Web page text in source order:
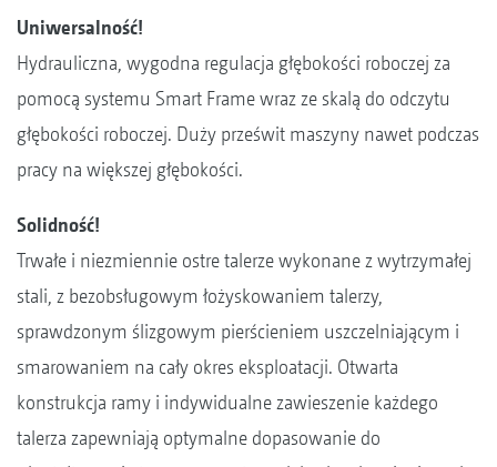
Uniwersalność!
Hydrauliczna, wygodna regulacja głębokości roboczej za
pomocą systemu Smart Frame wraz ze skalą do odczytu
głębokości roboczej. Duży prześwit maszyny nawet podczas
pracy na większej głębokości.
Solidność!
Trwałe i niezmiennie ostre talerze wykonane z wytrzymałej
stali, z bezobsługowym łożyskowaniem talerzy,
sprawdzonym ślizgowym pierścieniem uszczelniającym i
smarowaniem na cały okres eksploatacji. Otwarta
konstrukcja ramy i indywidualne zawieszenie każdego
talerza zapewniają optymalne dopasowanie do